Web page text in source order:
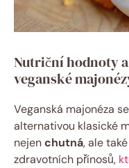
Nutriční hodnoty
veganské
Veganská majonéza
alternativou klasické
nejenchutná, ale
zdravotních přínosů,